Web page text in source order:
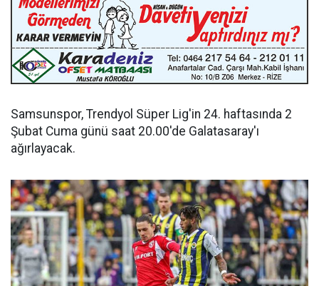
Samsunspor, Trendyol Süper Lig'in 24. haftasında 2
Şubat Cuma günü saat 20.00'de Galatasaray'ı
ağırlayacak.